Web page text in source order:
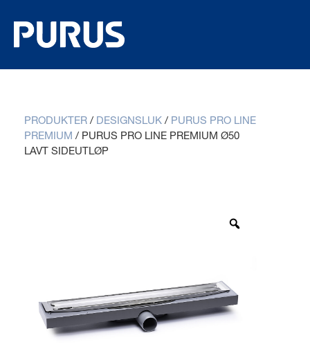
PRODUKTER / DESIGNSLUK / PURUS PRO LINE
PREMIUM / PURUS PRO LINE PREMIUM Ø50
LAVT SIDEUTLØP